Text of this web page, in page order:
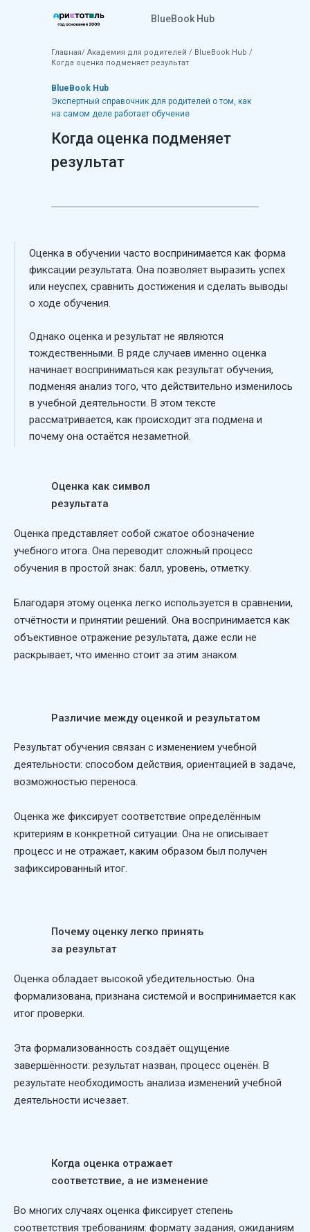
BlueBook Hub
Главная/ Академия для родителей / BlueBook Hub /
Когда оценка подменяет результат
BlueBook Hub
Экспертный справочник для родителей о том, как
на самом деле работает обучение
Когда оценка подменяет
результат
Оценка в обучении часто воспринимается как форма
фиксации результата. Она позволяет выразить успех
или неуспех, сравнить достижения и сделать выводы
о ходе обучения.
Однако оценка и результат не являются
тождественными. В ряде случаев именно оценка
начинает восприниматься как результат обучения,
подменяя анализ того, что действительно изменилось
в учебной деятельности. В этом тексте
рассматривается, как происходит эта подмена и
почему она остаётся незаметной.
Оценка как символ
результата
Оценка представляет собой сжатое обозначение
учебного итога. Она переводит сложный процесс
обучения в простой знак: балл, уровень, отметку.
Благодаря этому оценка легко используется в сравнении,
отчётности и принятии решений. Она воспринимается как
объективное отражение результата, даже если не
раскрывает, что именно стоит за этим знаком.
Различие между оценкой и результатом
Результат обучения связан с изменением учебной
деятельности: способом действия, ориентацией в задаче,
возможностью переноса.
Оценка же фиксирует соответствие определённым
критериям в конкретной ситуации. Она не описывает
процесс и не отражает, каким образом был получен
зафиксированный итог.
Почему оценку легко принять
за результат
Оценка обладает высокой убедительностью. Она
формализована, признана системой и воспринимается как
итог проверки.
Эта формализованность создаёт ощущение
завершённости: результат назван, процесс оценён. В
результате необходимость анализа изменений учебной
деятельности исчезает.
Когда оценка отражает
соответствие, а не изменение
Во многих случаях оценка фиксирует степень
соответствия требованиям: формату задания, ожиданиям